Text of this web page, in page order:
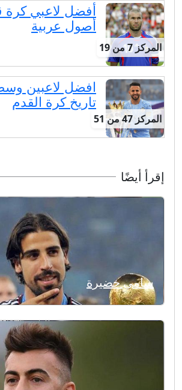
المركز 7 من 19
أفضل لاعبي
أصول عربية
المركز 47 من 51
افضل لاعبين
تاريخ كرة القدم
إقرأ أيضًا
سامي خضيرة